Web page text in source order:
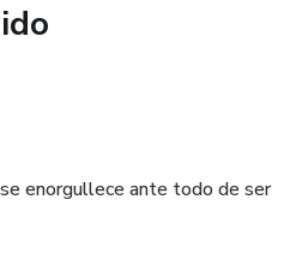
se enorgullece ante todo de ser